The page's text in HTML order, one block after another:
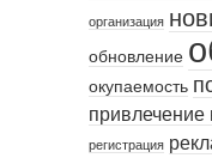
организация
обновление
окупаемость
привлечение
регистрация